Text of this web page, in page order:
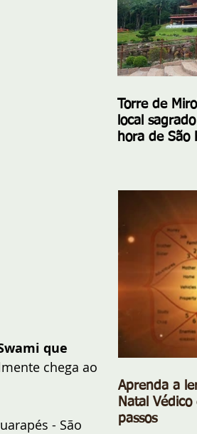
que
chega ao
- São
Torre de
local
hora de São
Aprenda a
Natal
passos